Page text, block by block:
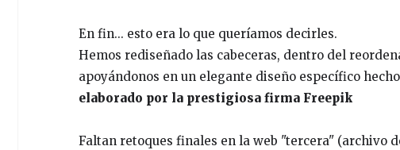
En fin... esto era lo que queríamos decirles.
Hemos rediseñado las cabeceras, dentro del
apoyándonos en un elegante diseño específico
elaborado por la prestigiosa firma Freepik
Faltan retoques finales en la web "tercera" (archivo